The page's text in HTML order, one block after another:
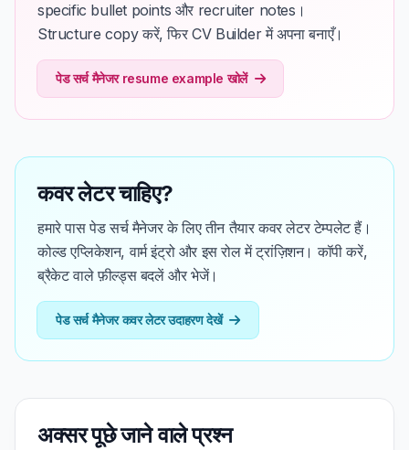
specific bullet points और recruiter notes।
Structure copy करें, फिर CV Builder में अपना बनाएँ।
पेड सर्च मैनेजर resume example खोलें
कवर लेटर चाहिए?
हमारे पास पेड सर्च मैनेजर के लिए तीन तैयार कवर लेटर टेम्पलेट हैं।
कोल्ड एप्लिकेशन, वार्म इंट्रो और इस रोल में ट्रांज़िशन। कॉपी करें,
ब्रैकेट वाले फ़ील्ड्स बदलें और भेजें।
पेड सर्च मैनेजर कवर लेटर उदाहरण देखें
अक्सर पूछे जाने वाले प्रश्न